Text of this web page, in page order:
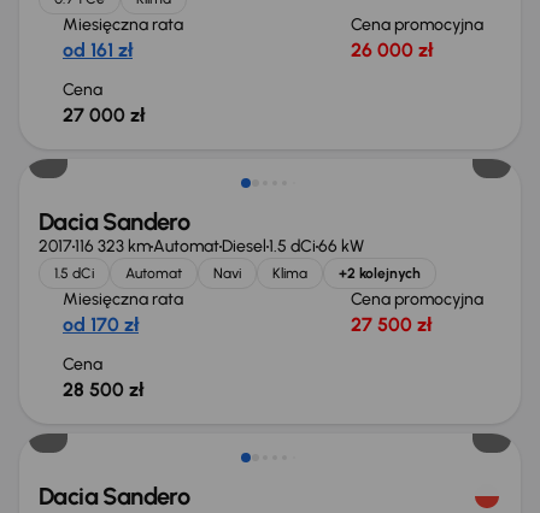
Miesięczna rata
od 161 zł
Cena promocyjna
26 000 zł
Cena
27 000 zł
Dacia Sandero
2017116 323 kmAutomatDiesel1.5 dCi66 kW
1.5 dCi Automat Navi Klima +2 kolejnych
Miesięczna rata
od 170 zł
Cena promocyjna
27 500 zł
Cena
28 500 zł
Taniej o 1 000 zł
Dacia Sandero